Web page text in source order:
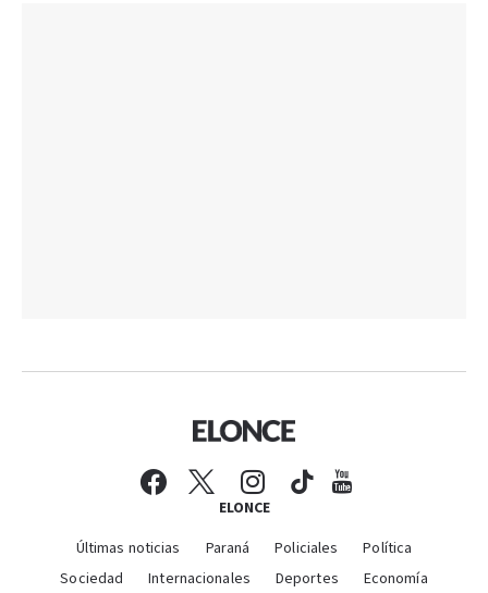
ELONCE
Últimas noticias Paraná Policiales
Política
Sociedad
Internacionales Deportes
Economía